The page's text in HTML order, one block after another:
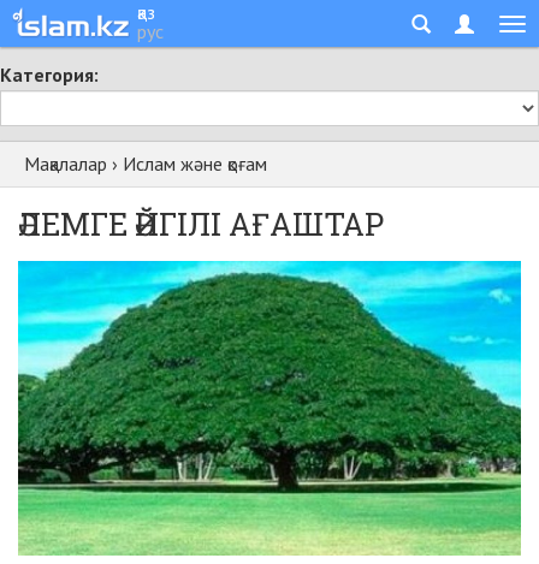
қаз
рус
Категория:
Мақалалар › Ислам және қоғам
ӘЛЕМГЕ ӘЙГІЛІ АҒАШТАР